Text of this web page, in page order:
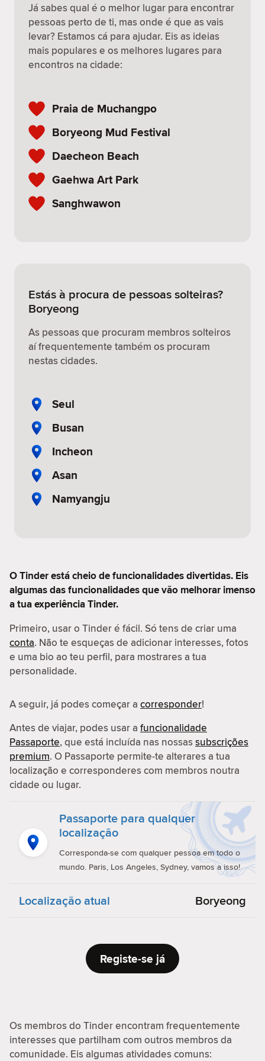
Já sabes qual é o melhor lugar para encontrar
pessoas perto de ti, mas onde é que as vais
levar? Estamos cá para ajudar. Eis as ideias
mais populares e os melhores lugares para
encontros na cidade:
Praia de Muchangpo
Boryeong Mud Festival
Daecheon Beach
Gaehwa Art Park
Sanghwawon
Estás à procura de pessoas solteiras?
Boryeong
As pessoas que procuram membros solteiros
aí frequentemente também os procuram
nestas cidades.
Seul
Busan
Incheon
Asan
Namyangju
O Tinder está cheio de funcionalidades divertidas. Eis
algumas das funcionalidades que vão melhorar imenso
a tua experiência Tinder.
Primeiro, usar o Tinder é fácil. Só tens de criar uma
conta. Não te esqueças de adicionar interesses, fotos
e uma bio ao teu perfil, para mostrares a tua
personalidade.
A seguir, já podes começar a corresponder!
Antes de viajar, podes usar a funcionalidade
Passaporte, que está incluída nas nossassubscrições
premium. O Passaporte permite-te alterares a tua
localização e corresponderes com membros noutra
cidade ou lugar.
Passaporte para qualquer
localização
Corresponda-se com qualquer pessoa em todo o
mundo. Paris, Los Angeles, Sydney, vamos a isso!
Localização atual Boryeong
Registe-se já
Os membros do Tinder encontram frequentemente
interesses que partilham com outros membros da
comunidade. Eis algumas atividades comuns: